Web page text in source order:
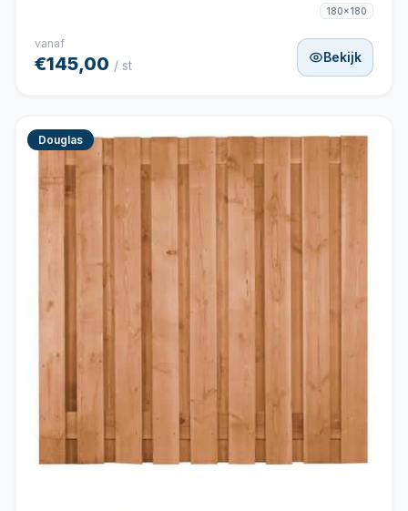
180x180
vanaf
€145,00 / st
Bekijk
Douglas